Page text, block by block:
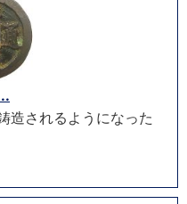
造されるようになった